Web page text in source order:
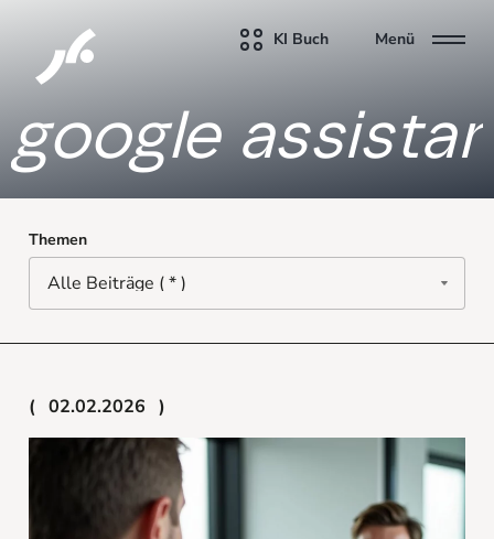
KI Buch Menü
google
Themen
02.02.2026